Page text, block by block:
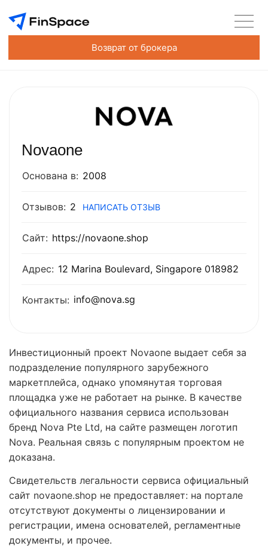
Возврат от брокера
Novaone
Основана в: 2008
Отзывов: 2 НАПИСАТЬ ОТЗЫВ
Сайт: https://novaone.shop
Адрес: 12 Marina Boulevard, Singapore 018982
Контакты: info@nova.sg
Инвестиционный проект Novaone выдает себя за
подразделение популярного зарубежного
маркетплейса, однако упомянутая торговая
площадка уже не работает на рынке. В качестве
официального названия сервиса использован
бренд Nova Pte Ltd, на сайте размещен логотип
Nova. Реальная связь с популярным проектом не
доказана.
Свидетельств легальности сервиса официальный
сайт novaone.shop не предоставляет: на портале
отсутствуют документы о лицензировании и
регистрации, имена основателей, регламентные
документы, и прочее.